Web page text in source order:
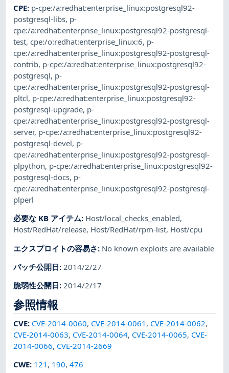
CPE: p-cpe:/a:redhat:enterprise_linux:postgresql92-
postgresql-libs, p-
cpe:/a:redhat:enterprise_linux:postgresql92-postgresql-
test,cpe:/o:redhat:enterprise_linux:6, p-
cpe:/a:redhat:enterprise_linux:postgresql92-postgresql-
contrib, p-cpe:/a:redhat:enterprise_linux:postgresql92-
postgresql, p-
cpe:/a:redhat:enterprise_linux:postgresql92-postgresql-
pltcl, p-cpe:/a:redhat:enterprise_linux:postgresql92-
postgresql-upgrade, p-
cpe:/a:redhat:enterprise_linux:postgresql92-postgresql-
server, p-cpe:/a:redhat:enterprise_linux:postgresql92-
postgresql-devel, p-
cpe:/a:redhat:enterprise_linux:postgresql92-postgresql-
plpython, p-cpe:/a:redhat:enterprise_linux:postgresql92-
postgresql-docs, p-
cpe:/a:redhat:enterprise_linux:postgresql92-postgresql-
plperl
必要な KB アイテム: Host/local_checks_enabled,
Host/RedHat/release, Host/RedHat/rpm-list, Host/cpu
エクスプロイトの容易さ: No known exploits are available
パッチ公開日: 2014/2/27
脆弱性公開日:2014/2/17
参照情報
CVE: CVE-2014-0060, CVE-2014-0061 , CVE-2014-0062,
CVE-2014-0063, CVE-2014-0064, CVE-2014-0065, CVE-
2014-0066, CVE-2014-2669
CWE: 121 , 190,476